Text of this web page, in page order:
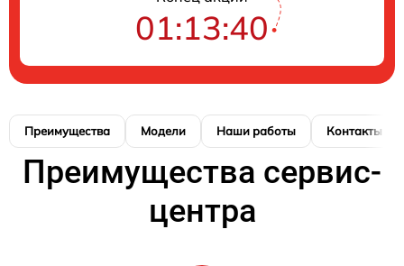
01:13:40
Преимущества Модели Наши работы Контакты
Преимущества сервис-
центра